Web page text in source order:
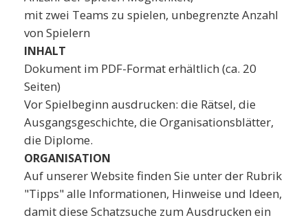
mit zwei Teams zu spielen, unbegrenzte Anzahl
von Spielern
INHALT
Dokument im PDF-Format erhältlich (ca. 20
Seiten)
Vor Spielbeginn ausdrucken: die Rätsel, die
Ausgangsgeschichte, die Organisationsblätter,
die Diplome.
ORGANISATION
Auf unserer Website finden Sie unter der Rubrik
"Tipps" alle Informationen, Hinweise und Ideen,
damit diese Schatzsuche zum Ausdrucken ein